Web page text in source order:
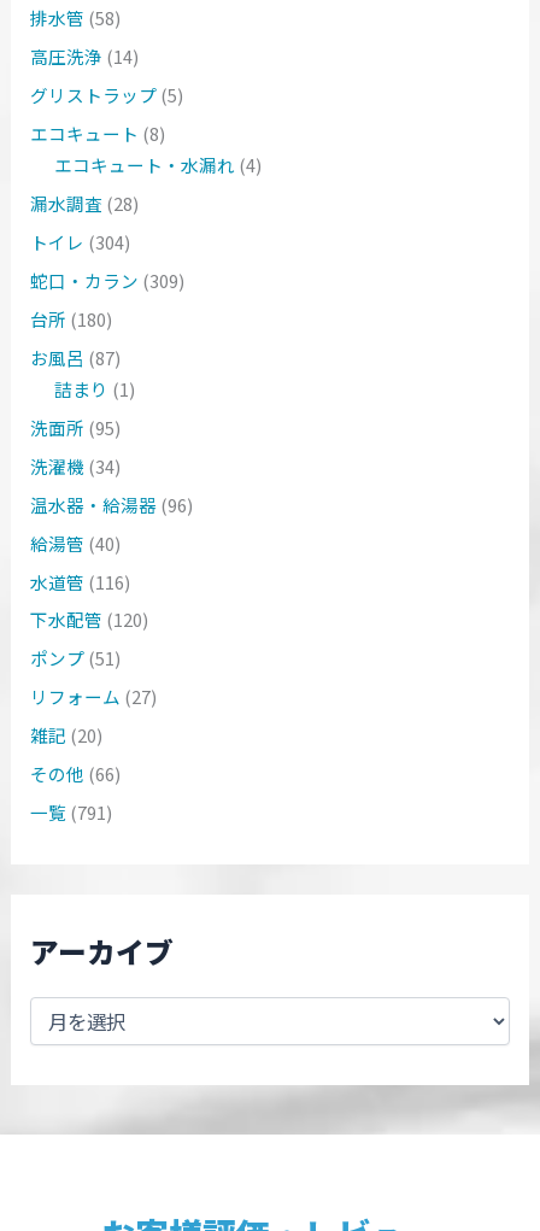
排水管 (58)
高圧洗浄 (14)
グリストラップ(5)
エコキュート (8)
エコキュート・水漏れ (4)
漏水調査 (28)
トイレ (304)
蛇口・カラン (309)
台所 (180)
お風呂 (87)
詰まり (1)
洗面所 (95)
洗濯機 (34)
温水器・給湯器(96)
給湯管 (40)
水道管 (116)
下水配管 (120)
ポンプ(51)
リフォーム (27)
雑記 (20)
その他 (66)
一覧(791)
アーカイブ